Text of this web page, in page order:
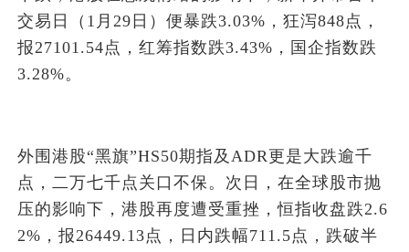
交易日（1月29日）便暴跌3.03%，狂泻848点，
报27101.54点，红筹指数跌3.43%，国企指数跌
3.28%。
外围港股“黑旗”HS50期指及ADR更是大跌逾千
点，二万七千点关口不保。次日，在全球股市抛
压的影响下，港股再度遭受重挫，恒指收盘跌2.6
2%，报26449.13点，日内跌幅711.5点，跌破半